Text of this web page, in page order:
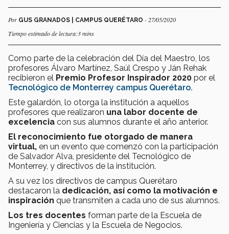
Por GUS GRANADOS | CAMPUS QUERÉTARO - 27/05/2020
Tiempo estimado de lectura:3 mins
Como parte de la celebración del Día del Maestro, los
profesores Álvaro Martínez, Saúl Crespo y Ján Rehak
recibieron el Premio Profesor Inspirador 2020 por el
Tecnológico de Monterrey campus Querétaro.
Este galardón, lo otorga la institución a aquellos
profesores que realizaron una labor docente de
excelencia con sus alumnos durante el año anterior.
El reconocimiento fue otorgado de manera
virtual, en un evento que comenzó con la participación
de Salvador Alva, presidente del Tecnológico de
Monterrey, y directivos de la institución.
A su vez los directivos de campus Querétaro
destacaron la dedicación, así como la motivación e
inspiración que transmiten a cada uno de sus alumnos.
Los tres docentes forman parte de la Escuela de
Ingeniería y Ciencias y la Escuela de Negocios.